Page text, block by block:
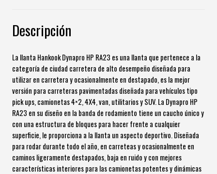
Descripción
La llanta Hankook Dynapro HP RA23 es una llanta que pertenece a la
categoría de ciudad carretera de alto desempeño diseñada para
utilizar en carretera y ocasionalmente en destapado, es la mejor
versión para carreteras pavimentadas diseñada para vehículos tipo
pick ups, camionetas 4×2, 4X4, van, utilitarios y SUV. La Dynapro HP
RA23 en su diseño en la banda de rodamiento tiene un caucho único y
con una estructura de bloques para hacer frente a cualquier
superficie, le proporciona a la llanta un aspecto deportivo. Diseñada
para rodar durante todo el año, en carreteas y ocasionalmente en
caminos ligeramente destapados, baja en ruido y con mejores
características interiores para las camionetas potentes y dinámicas